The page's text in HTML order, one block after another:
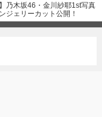
】乃木坂46・金川紗耶1st写真
ジェリーカット公開！